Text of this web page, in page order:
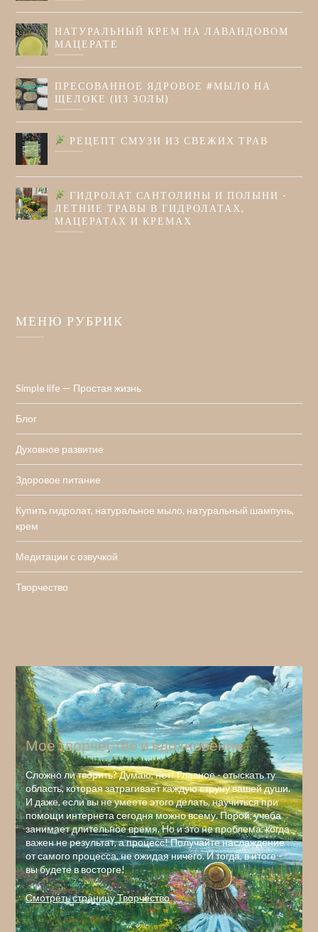
НАТУРАЛЬНЫЙ КРЕМ НА ЛАВАНДОВОМ
МАЦЕРАТЕ
ПРЕСОВАННОЕ ЯДРОВОЕ #МЫЛО НА
ЩЕЛОКЕ (ИЗ ЗОЛЫ)
РЕЦЕПТ СМУЗИ ИЗ СВЕЖИХ ТРАВ
ГИДРОЛАТ САНТОЛИНЫ И ПОЛЫНИ -
ЛЕТНИЕ ТРАВЫ В ГИДРОЛАТАХ,
МАЦЕРАТАХ И КРЕМАХ
МЕНЮ РУБРИК
Simple life — Простая жизнь
Блог
Духовное развитие
Здоровое питание
Купить гидролат, натуральное мыло, натуральный шампунь,
крем
Медитации с озвучкой
Творчество
Мое творчество и вдохновение
Сложно ли творить? Думаю, нет! Главное - отыскать ту
область, которая затрагивает каждую струну вашей души.
И даже, если вы не умеете этого делать, научиться при
помощи интернета сегодня можно всему. Порой, учеба
занимает длительное время. Но и это не проблема, когда
важен не результат, а процесс! Получайте наслаждение
от самого процесса, не ожидая ничего. И тогда, в итоге -
вы будете в восторге!
Смотреть страницу Творчество